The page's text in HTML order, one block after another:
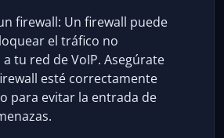
firewall: Un firewall puede
el tráfico no
tu red de VoIP. Asegúrate
esté correctamente
para evitar la entrada de